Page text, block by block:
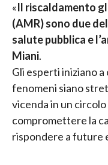
«Il riscaldamento
(AMR) sono due
salute pubblica e
Miani.
Gli esperti iniziano
fenomeni siano
vicenda in un
compromettere la
rispondere a future